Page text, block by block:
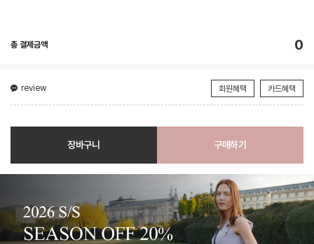
총 결제금액 0
review 회원혜택 카드혜택
장바구니 구매하기